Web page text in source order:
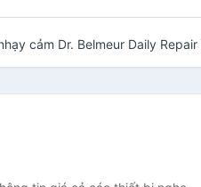
cảm Dr. Belmeur Daily Repair